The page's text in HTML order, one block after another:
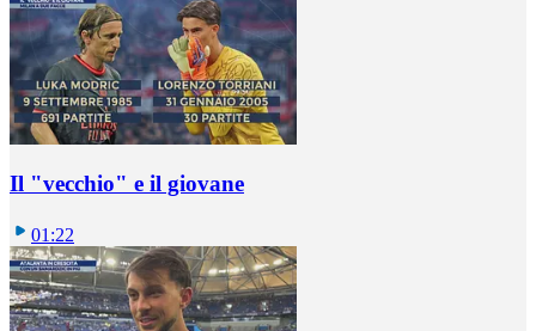
Il "vecchio" e il giovane
01:22